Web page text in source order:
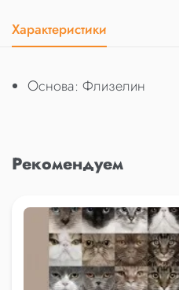
Характеристики
Основа: Флизелин
Рекомендуем